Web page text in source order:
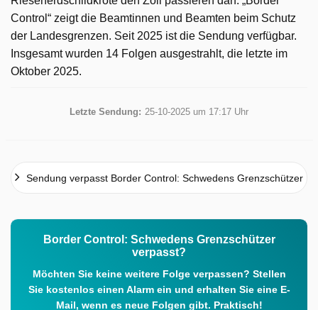
Control“ zeigt die Beamtinnen und Beamten beim Schutz
der Landesgrenzen. Seit 2025 ist die Sendung verfügbar.
Insgesamt wurden 14 Folgen ausgestrahlt, die letzte im
Oktober 2025.
Letzte Sendung: 25-10-2025 um 17:17 Uhr
Sendung verpasst Border Control: Schwedens Grenzschützer
Border Control: Schwedens Grenzschützer
verpasst?
Möchten Sie keine weitere Folge verpassen? Stellen
Sie kostenlos einen Alarm ein und erhalten Sie eine E-
Mail, wenn es neue Folgen gibt. Praktisch!